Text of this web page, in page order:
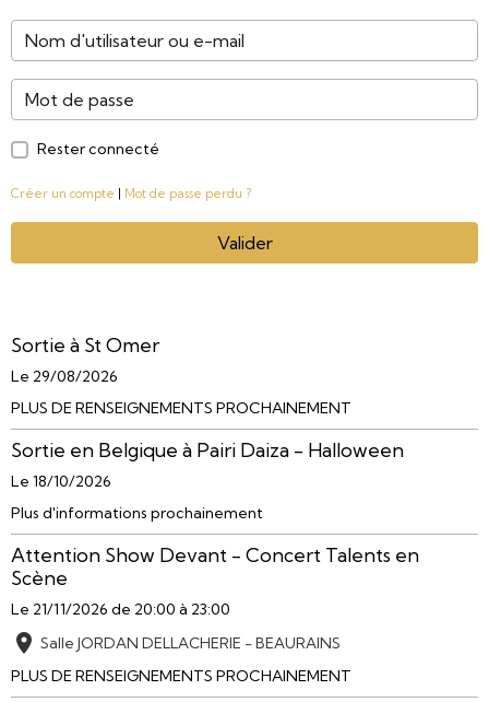
Rester connecté
Créer un compte Mot de passe perdu ?
Valider
Sortie à St Omer
Le 29/08/2026
PLUS DE RENSEIGNEMENTS PROCHAINEMENT
Sortie en Belgique à Pairi Daiza - Halloween
Le 18/10/2026
Plus d'informations prochainement
Attention Show Devant - Concert Talents en
Scène
Le 21/11/2026 de 20:00 à 23:00
Salle JORDAN DELLACHERIE - BEAURAINS
PLUS DE RENSEIGNEMENTS PROCHAINEMENT